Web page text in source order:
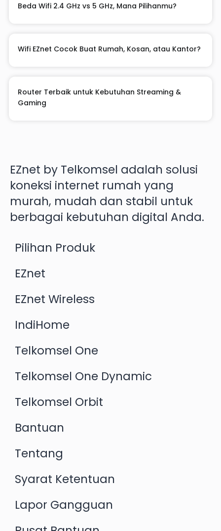
Beda Wifi 2.4 GHz vs 5 GHz, Mana Pilihanmu?
Wifi EZnet Cocok Buat Rumah, Kosan, atau Kantor?
Router Terbaik untuk Kebutuhan Streaming &
Gaming
EZnet by Telkomsel adalah solusi
koneksi internet rumah yang
murah, mudah dan stabil untuk
berbagai kebutuhan digital Anda.
Pilihan Produk
EZnet
EZnet Wireless
IndiHome
Telkomsel One
Telkomsel One Dynamic
Telkomsel Orbit
Bantuan
Tentang
Syarat Ketentuan
Lapor Gangguan